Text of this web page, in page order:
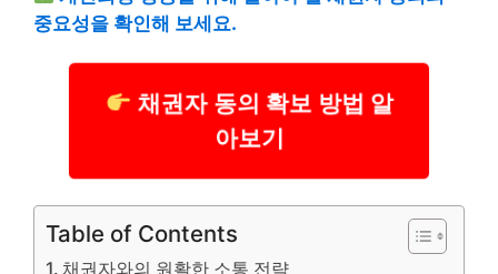
중요성을 확인해 보세요.
채권자 동의 확보 방법 알
아보기
Table of Contents
채권자와의 원활한 소통 전략